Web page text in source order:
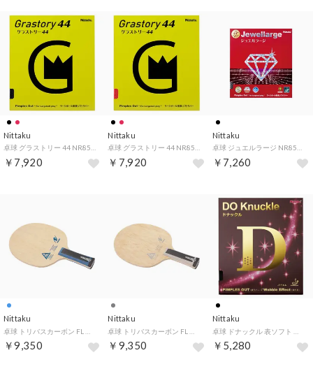
Nittaku
￥7,920
Nittaku
￥7,920
Nittaku
￥7,260
Nittaku
￥9,350
Nittaku
￥9,350
Nittaku
￥5,280